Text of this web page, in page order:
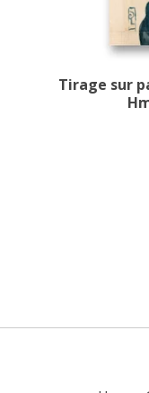
Tirage sur